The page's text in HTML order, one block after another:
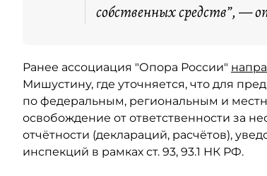
собственных средств”, —
Ранее ассоциация "Опора России"
Мишустину, где уточняется, что для
по федеральным, региональным и
освобождение от ответственности за
отчётности (деклараций, расчётов),
инспекций в рамках ст. 93, 93.1 НК РФ.